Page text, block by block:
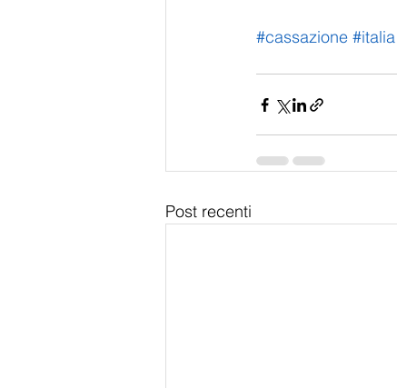
#cassazione #italia
Post recenti